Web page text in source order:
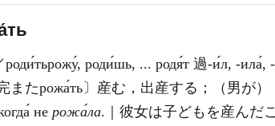
роди́шь, ... родя́т 過-и́л, -
またрожа́ть〕産む，出産する；（男が
не рожа́ла.｜彼女は子どもを産んだ